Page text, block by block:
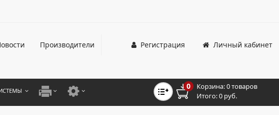
Производители Личный кабинет
Регистрация
0 Корзина:0 товаров
Итого:0 руб.